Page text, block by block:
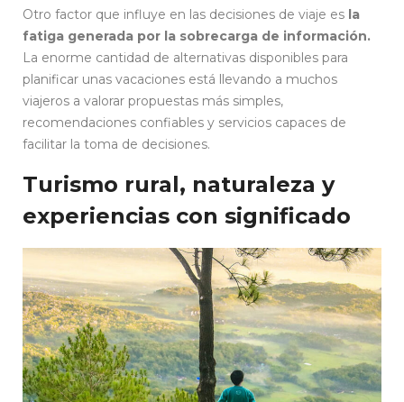
Otro factor que influye en las decisiones de viaje es la
fatiga generada por la sobrecarga de información.
La enorme cantidad de alternativas disponibles para
planificar unas vacaciones está llevando a muchos
viajeros a valorar propuestas más simples,
recomendaciones confiables y servicios capaces de
facilitar la toma de decisiones.
Turismo rural, naturaleza y
experiencias con significado